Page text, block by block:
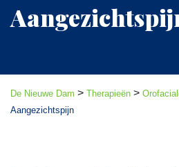
De Nieuwe Dam > Therapieën >
Aangezichtspijn